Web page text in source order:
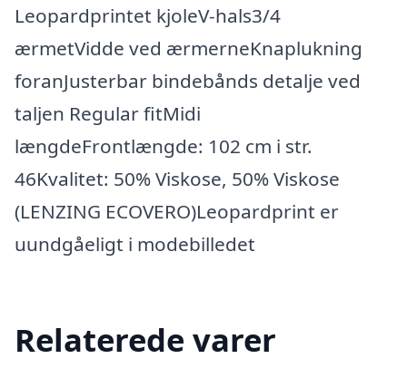
Leopardprintet kjoleV-hals3/4
ærmetVidde ved ærmerneKnaplukning
foranJusterbar bindebånds detalje ved
taljen Regular fitMidi
længdeFrontlængde: 102 cm i str.
46Kvalitet: 50% Viskose, 50% Viskose
(LENZING ECOVERO)Leopardprint er
uundgåeligt i modebilledet
Relaterede varer